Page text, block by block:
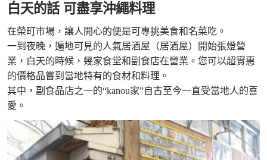
白天的話 可盡享沖繩料理
在榮町市場，讓人開心的便是可專挑美食和名菜吃。
一到夜晚，遍地可見的人氣居酒屋（居酒屋）開始張燈營
業，白天的時候，幾家食堂和副食店在營業。您可以超實惠
的價格品嘗到當地特有的食材和料理。
其中，副食品店之一的“kanou家”自古至今一直受當地人的喜
愛。